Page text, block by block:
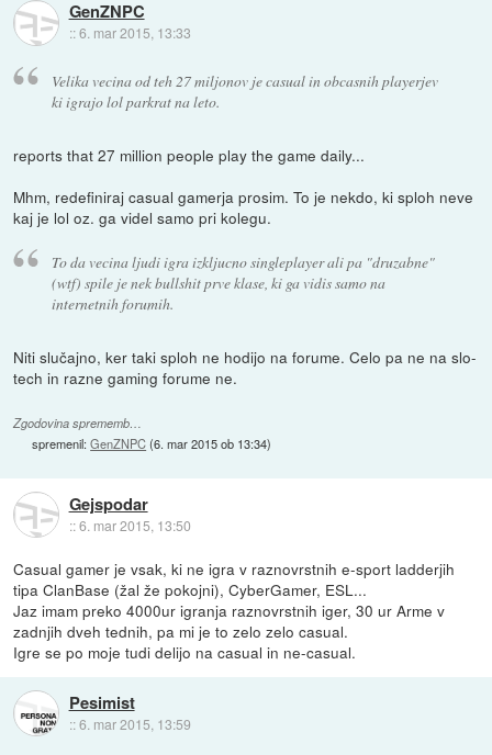
GenZNPC
::6. mar 2015, 13:33
Velika vecina od teh 27 miljonov je casual in obcasnih playerjev
ki igrajo lol parkrat na leto.
reports that 27 million people play the game daily...
Mhm, redefiniraj casual gamerja prosim. To je nekdo, ki sploh neve
kaj je lol oz. ga videl samo pri kolegu.
To da vecina ljudi igra izkljucno singleplayer ali pa "druzabne"
(wtf) spile je nek bullshit prve klase, ki ga vidis samo na
internetnih forumih.
Niti slučajno, ker taki sploh ne hodijo na forume. Celo pa ne na slo-
tech in razne gaming forume ne.
Zgodovina sprememb…
spremenil:GenZNPC(6. mar 2015 ob 13:34)
Gejspodar
::6. mar 2015, 13:50
Casual gamer je vsak, ki ne igra v raznovrstnih e-sport ladderjih
tipa ClanBase (žal že pokojni), CyberGamer, ESL...
Jaz imam preko 4000ur igranja raznovrstnih iger, 30 ur Arme v
zadnjih dveh tednih, pa mi je to zelo zelo casual.
Igre se po moje tudi delijo na casual in ne-casual.
Pesimist
::6. mar 2015, 13:59